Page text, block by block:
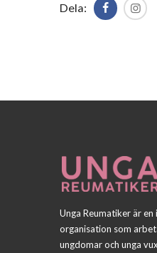
Dela:
Unga Reumatiker är en
organisation som
ungdomar och unga